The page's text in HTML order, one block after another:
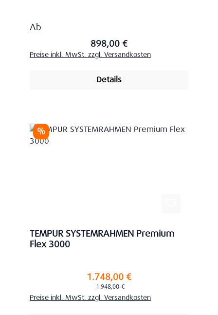
Regulärer Preis:
Ab
898,00 €
Preise inkl. MwSt. zzgl. Versandkosten
Details
Rabatt
%
TEMPUR SYSTEMRAHMEN Premium
Flex 3000
Verkaufspreis:1.748,00 €
Regulärer Preis:
1.948,00 €
Preise inkl. MwSt. zzgl. Versandkosten